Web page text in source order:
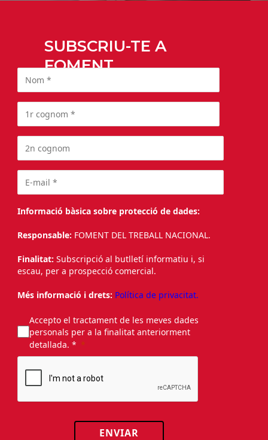
SUBSCRIU-TE A
FOMENT
Informació bàsica sobre protecció de dades:
Responsable: FOMENT DEL TREBALL NACIONAL.
Finalitat: Subscripció al butlletí informatiu i, si
escau, per a prospecció comercial.
Més informació i drets: Política de privacitat.
Accepto el tractament de les meves dades
personals per a la finalitat anteriorment
detallada. *
ENVIAR